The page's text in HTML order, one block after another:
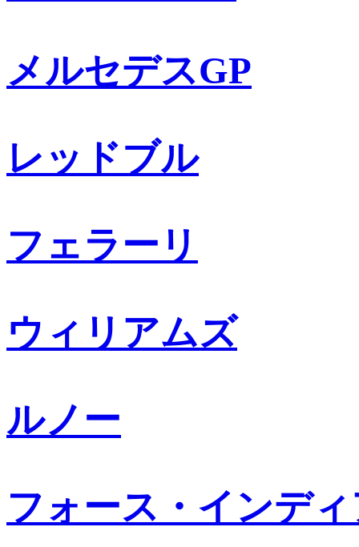
メルセデスGP
レッドブル
フェラーリ
ウィリアムズ
ルノー
フォース・インデ